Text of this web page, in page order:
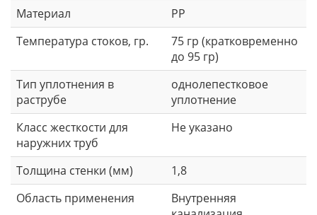
Материал
РР
Температура стоков, гр.
75 гр (кратковременно
до 95 гр)
Тип уплотнения в
раструбе
однолепестковое
уплотнение
Класс жесткости для
наружних труб
Не указано
Толщина стенки (мм)
1,8
Область применения
Внутренняя